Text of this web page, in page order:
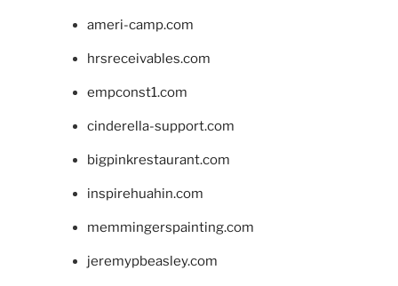
ameri-camp.com
hrsreceivables.com
empconst1.com
cinderella-support.com
bigpinkrestaurant.com
inspirehuahin.com
memmingerspainting.com
jeremypbeasley.com